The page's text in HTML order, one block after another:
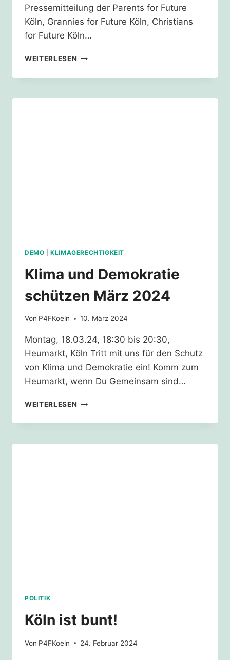
Pressemitteilung der Parents for Future
Köln, Grannies for Future Köln, Christians
for Future Köln…
WEITERLESEN „WARME
STATT
PLANET!“
DEMO |KLIMAGERECHTIGKEIT
Klima und Demokratie
schützen März 2024
Von P4FKoeln 10. März 2024
Montag, 18.03.24, 18:30 bis 20:30,
Heumarkt, Köln Tritt mit uns für den Schutz
von Klima und Demokratie ein! Komm zum
Heumarkt, wenn Du Gemeinsam sind…
WEITERLESEN KLIMA
DEMOKRATIE
MÄRZ
POLITIK
Köln ist bunt!
Von P4FKoeln 24. Februar 2024